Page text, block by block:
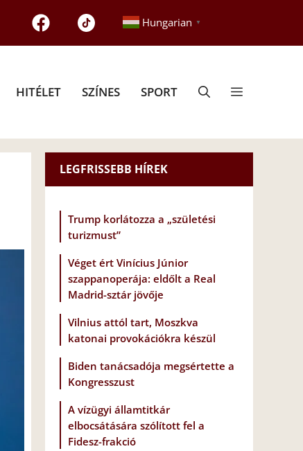
Hungarian ▼
HITÉLET SZÍNES SPORT
LEGFRISSEBB HÍREK
Trump korlátozza a „születési
turizmust”
Véget ért Vinícius Júnior
szappanoperája: eldőlt a Real
Madrid-sztár jövője
Vilnius attól tart, Moszkva
katonai provokációkra készül
Biden tanácsadója megsértette a
Kongresszust
A vízügyi államtitkár
elbocsátására szólított fel a
Fidesz-frakció